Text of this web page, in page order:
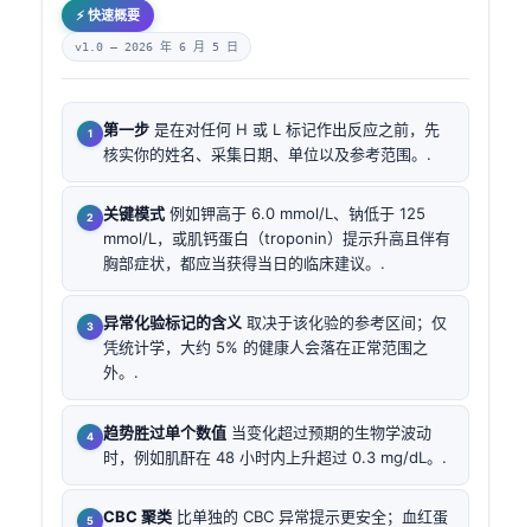
⚡ 快速概要
v1.0 — 2026 年 6 月 5 日
第一步 是在对任何 H 或 L 标记作出反应之前，先
核实你的姓名、采集日期、单位以及参考范围。.
关键模式 例如钾高于 6.0 mmol/L、钠低于 125
mmol/L，或肌钙蛋白（troponin）提示升高且伴有
胸部症状，都应当获得当日的临床建议。.
异常化验标记的含义 取决于该化验的参考区间；仅
凭统计学，大约 5% 的健康人会落在正常范围之
外。.
趋势胜过单个数值 当变化超过预期的生物学波动
时，例如肌酐在 48 小时内上升超过 0.3 mg/dL。.
CBC 聚类 比单独的 CBC 异常提示更安全；血红蛋